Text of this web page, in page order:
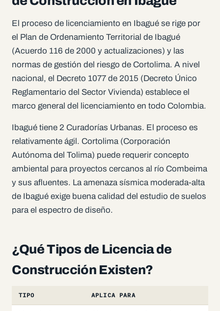
El proceso de licenciamiento en Ibagué se rige por
el Plan de Ordenamiento Territorial de Ibagué
(Acuerdo 116 de 2000 y actualizaciones) y las
normas de gestión del riesgo de Cortolima. A nivel
nacional, el Decreto 1077 de 2015 (Decreto Único
Reglamentario del Sector Vivienda) establece el
marco general del licenciamiento en todo Colombia.
Ibagué tiene 2 Curadorías Urbanas. El proceso es
relativamente ágil. Cortolima (Corporación
Autónoma del Tolima) puede requerir concepto
ambiental para proyectos cercanos al río Combeima
y sus afluentes. La amenaza sísmica moderada-alta
de Ibagué exige buena calidad del estudio de suelos
para el espectro de diseño.
¿Qué Tipos de Licencia de
Construcción Existen?
TIPO APLICA PARA